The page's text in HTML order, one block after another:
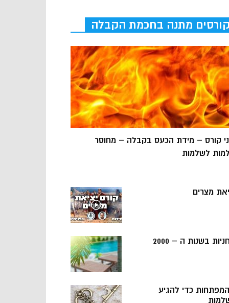
קורסים מתנה בחכמת הקבלה
קורס – מידת הכעס בקבלה – מחוסר
לשלמות
מצרים
בשנות ה – 2000
5 המפתחות כדי להגיע